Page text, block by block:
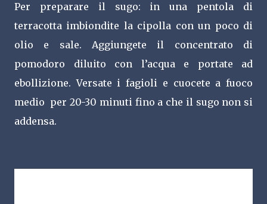
Per preparare il sugo: in una pentola di
terracotta imbiondite la cipolla con un poco di
olio e sale. Aggiungete il concentrato di
pomodoro diluito con l’acqua e portate ad
ebollizione. Versate i fagioli e cuocete a fuoco
medio per 20-30 minuti fino a che il sugo non si
addensa.